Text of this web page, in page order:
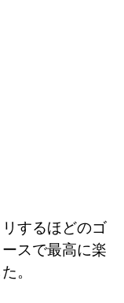
するほどのゴ
スで最高に楽
。